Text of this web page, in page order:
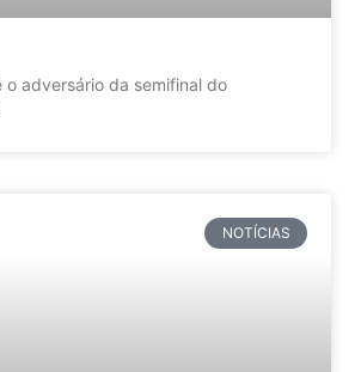
o adversário da semifinal do
NOTÍCIAS